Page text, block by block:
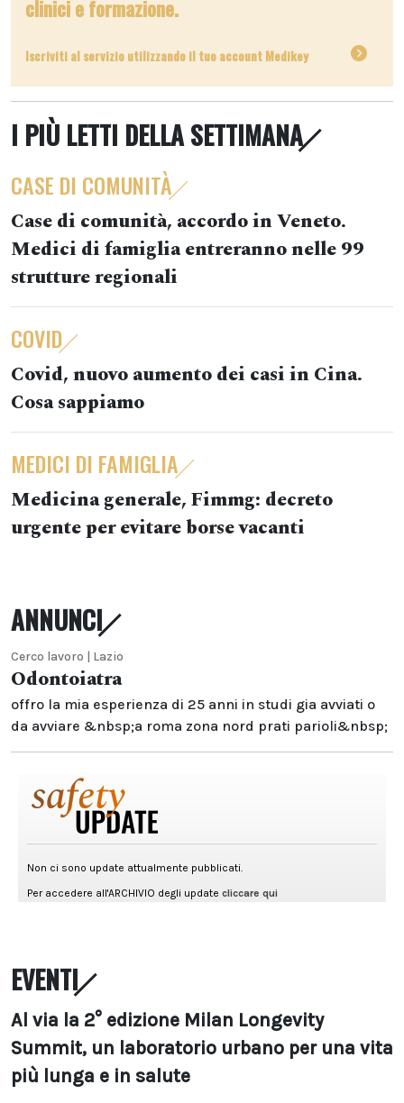
clinici e formazione.
Iscriviti al servizio utilizzando il tuo account Medikey
I PIÙ LETTI DELLA SETTIMANA
CASE DI COMUNITÀ
Case di comunità, accordo in Veneto.
Medici di famiglia entreranno nelle 99
strutture regionali
COVID
Covid, nuovo aumento dei casi in Cina.
Cosa sappiamo
MEDICI DI FAMIGLIA
Medicina generale, Fimmg: decreto
urgente per evitare borse vacanti
ANNUNCI
Cerco lavoro | Lazio
Odontoiatra
offro la mia esperienza di 25 anni in studi gia avviati o
da avviare &nbsp;a roma zona nord prati parioli&nbsp;
EVENTI
Al via la 2° edizione Milan Longevity
Summit, un laboratorio urbano per una vita
più lunga e in salute